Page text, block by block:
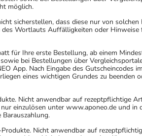
möglich.
sicherstellen, dass diese nur von solchen
Wortlauts Auffälligkeiten oder
für Ihre erste Bestellung, ab einem
bei Bestellungen über
App. Nach Eingabe des Gutscheincodes
eines wichtigen Grundes zu beenden
Nicht anwendbar auf rezeptpflichtige
einzulösen unter www.aponeo.de und in
Nicht anwendbar auf